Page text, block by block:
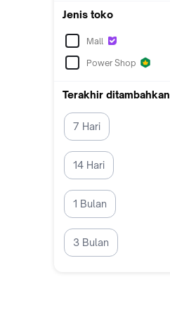
Jenis toko
Mall
Power Shop
Terakhir ditambahkan
7 Hari
14 Hari
1 Bulan
3 Bulan